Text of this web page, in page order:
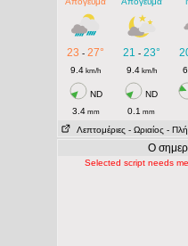
23 - 27° 21 - 23°
9.4 km/h 9.4km/h
ND ND
3.4mm 0.1 mm
Λεπτομέριες - Ωριαίος -
Ο
Selected script needs